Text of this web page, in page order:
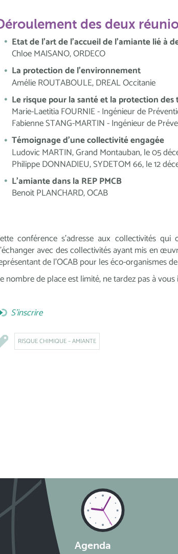
des deux
Etat de l’art de l’accueil de l’amiante lié à
Chloe MAISANO, ORDECO
La protection de l’environnement
Amélie ROUTABOULE, DREAL Occitanie
Le risque pour la santé et la protection des
Marie-Laetitia FOURNIE - Ingénieur de
Fabienne STANG-MARTIN - Ingénieur de
Témoignage d'une collectivité engagée
Ludovic MARTIN, Grand Montauban, le 05
Philippe DONNADIEU, SYDETOM 66, le 12
L'amiante dans la REP PMCB
Benoit PLANCHARD, OCAB
conférence s'adresse aux collectivités
avec des collectivités ayant mis en
de l’OCAB pour les éco-organismes
nombre de place est limité, ne tardez pas à vous
S'inscrire
RISQUE CHIMIQUE – AMIANTE
Agenda